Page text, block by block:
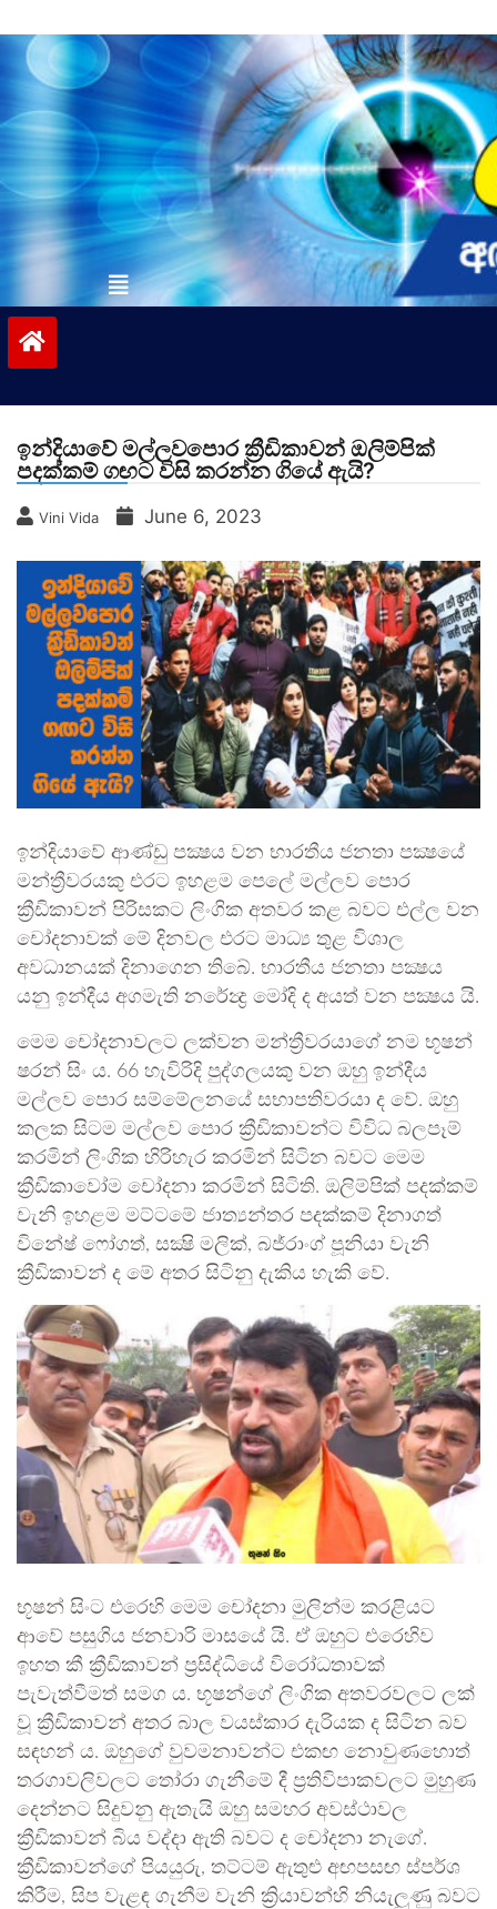
to
contentvinivida.lk
ඉන්දියාවේ මල්ලවපොර ක්‍රීඩිකාවන් ඔලිම්පික්
පදක්කම් ගඟට විසි කරන්න ගියේ ඇයි?
Vini Vida June 6, 2023
ඉන්දියාවේ ආණ්ඩු පක්‍ෂය වන භාරතීය ජනතා පක්‍ෂයේ
මන්ත්‍රීවරයකු එරට ඉහළම පෙලේ මල්ලව පොර
ක්‍රීඩිකාවන් පිරිසකට ලිංගික අතවර කළ බවට එල්ල වන
චෝදනාවක් මේ දිනවල එරට මාධ්‍ය තුළ විශාල
අවධානයක් දිනාගෙන තිබේ. භාරතීය ජනතා පක්‍ෂය
යනු ඉන්දීය අගමැති නරේන්‍ද්‍ර මෝදි ද අයත් වන පක්‍ෂය යි.
මෙම චෝදනාවලට ලක්වන මන්ත්‍රීවරයාගේ නම භූෂන්
ෂරන් සිං ය. 66 හැවිරිදි පුද්ගලයකු වන ඔහු ඉන්දීය
මල්ලව පොර සම්මේලනයේ සභාපතිවරයා ද වේ. ඔහු
කලක සිටම මල්ලව පොර ක්‍රීඩිකාවන්ට විවිධ බලපෑම්
කරමින් ලිංගික හිරිහැර කරමින් සිටින බවට මෙම
ක්‍රීඩිකාවෝම චෝදනා කරමින් සිටිති. ඔලිම්පික් පදක්කම්
වැනි ඉහළම මට්ටමේ ජාත්‍යන්තර පදක්කම් දිනාගත්
විනේෂ් ෆෝගත්, සක්‍ෂි මලික්, බජ්රාංග් පූනියා වැනි
ක්‍රීඩිකාවන් ද මේ අතර සිටිනු දැකිය හැකි වේ.
භූෂන් සිංට එරෙහි මෙම චෝදනා මුලින්ම කරළියට
ආවේ පසුගිය ජනවාරි මාසයේ යි. ඒ ඔහුට එරෙහිව
ඉහත කී ක්‍රීඩිකාවන් ප්‍රසිද්ධියේ විරෝධතාවක්
පැවැත්වීමත් සමග ය. භූෂන්ගේ ලිංගික අතවරවලට ලක්
වූ ක්‍රීඩිකාවන් අතර බාල වයස්කාර දැරියක ද සිටින බව
සඳහන් ය. ඔහුගේ වුවමනාවන්ට එකඟ නොවුණහොත්
තරගාවලිවලට තෝරා ගැනීමේ දී ප්‍රතිවිපාකවලට මුහුණ
දෙන්නට සිදුවනු ඇතැයි ඔහු සමහර අවස්ථාවල
ක්‍රීඩිකාවන් බිය වද්දා ඇති බවට ද චෝදනා නැගේ.
ක්‍රීඩිකාවන්ගේ පියයුරු, තට්ටම් ඇතුළු අඟපසඟ ස්පර්ශ
කිරීම, සිප වැළඳ ගැනීම වැනි ක්‍රියාවන්හි නියැලුණු බවට